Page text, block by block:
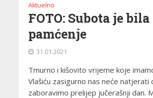
Aktuelno
FOTO: Subota je
pamćenje
31.01.2021
Tmurno i kišovito vrijeme koje
Vlašiću zasigurno nas neće natjerati
zaboravimo prelijep jučerašnji dan.